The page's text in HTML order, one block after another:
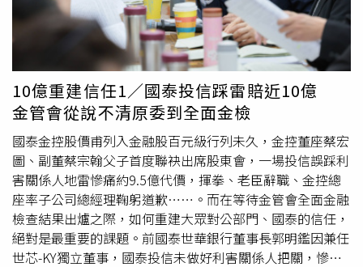
至少能降低生活成本，也算是及早停損。這番言論引起不少
人共鳴。有網友分享，自己近期就因房東收回房子被迫搬
家，重新找房才發現租金比兩年前高出不少，因此決定結束
北漂生活，準備返回南部工作；也有人表示，若能在中南部
找到月薪5萬元以上的工作，整體生活品質反而比留在雙北
更舒適。不過，也有更多網友持不同看法，認為北漂是否值
得，不能只看房租支出，而是要綜合薪資、職涯發展與人生
規劃。有網友表示，若月薪達10萬元，即使每月支付2萬元
房租，仍有不錯的存錢空間；也有人直言，雙北工作機會較
多、升遷及跳槽速度快，累積幾年經驗後，薪資成長幅度往
往遠高於其他縣市，因此自己從未後悔北漂。另外，也有不
少人點出，每個人的家庭背景不同，並非所有人都有家鄉可
以回。有網友表示，自己北漂並非單純為了工作，而是希望
遠離原生家庭；也有人透露，父母至今仍是租屋族，根本沒
10億重建信任1／國泰投信踩雷賠近10億
金管會從說不清原委到全面金檢
國泰金控股價甫列入金融股百元級行列未久，金控董座蔡宏
圖、副董蔡宗翰父子首度聯袂出席股東會，一場投信誤踩利
害關係人地雷慘痛約9.5億代價，揮拳、老臣辭職、金控總
座率子公司總經理鞠躬道歉……。而在等待金管會全面金融
檢查結果出爐之際，如何重建大眾對公部門、國泰的信任，
絕對是最重要的課題。前國泰世華銀行董事長郭明鑑因兼任
世芯-KY獨立董事，國泰投信未做好利害關係人把關，慘賠